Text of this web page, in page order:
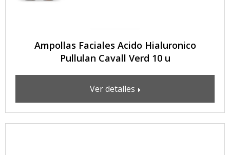
Ampollas Faciales Acido Hialuronico
Pullulan Cavall Verd 10 u
Ver detalles